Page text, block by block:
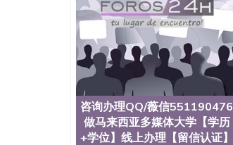
咨询办理QQ/薇信551190476
做马来西亚多媒体大学【学历
+学位】线上办理【留信认证】